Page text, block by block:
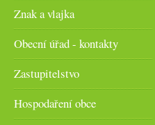
Znak a vlajka
Obecní úřad - kontakty
Zastupitelstvo
Hospodaření obce